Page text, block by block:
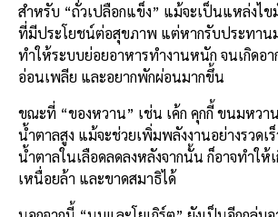
สำหรับ “ถั่วเปลือกแข็ง” แม้จะเป็นแหล่งไข
ที่มีประโยชน์ต่อสุขภาพ แต่หากรับประทาน
ทำให้ระบบย่อยอาหารทำงานหนัก จนเกิดอ
อ่อนเพลีย และอยากพักผ่อนมากขึ้น
ขณะที่ “ของหวาน” เช่น เค้ก คุกกี้ ขนมหวา
น้ำตาลสูง แม้จะช่วยเพิ่มพลังงานอย่างรวดเ
น้ำตาลในเลือดลดลงหลังจากนั้น ก็อาจทำให้เ
เหนื่อยล้า และขาดสมาธิได้